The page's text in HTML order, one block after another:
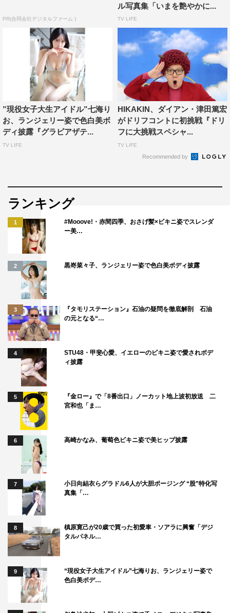
PR(合同会社デジタルファーム )
ル写真集「いまを艶やかに...
TV LIFE
”現役女子大生アイドル”七海り
お、ランジェリー姿で色白美ボ
ディ披露『グラビアザテ...
TV LIFE
HIKAKIN、ダイアン・津田篤宏
がドリフコントに初挑戦『ドリ
フに大挑戦スペシャ...
TV LIFE
Recommended by
ランキング
1
#Mooove!・赤間四季、おさげ髪×ビキニ姿でスレンダ
ー美…
2 黒嵜菜々子、ランジェリー姿で色白美ボディ披露
3
『タモリステーション』石油の疑問を徹底解剖 石油
の元となる“…
4
STU48・甲斐心愛、イエローのビキニ姿で愛されボデ
ィ披露
5
『金ロー』で「8番出口」ノーカット地上波初放送 二
宮和也「ま…
6 高崎かなみ、葡萄色ビキニ姿で美ヒップ披露
7
小日向結衣らグラドル6人が大胆ポージング “股”特化写
真集「…
8
槙原寛己が20歳で買った初愛車・ソアラに興奮「デジ
タルパネル…
9
“現役女子大生アイドル”七海りお、ランジェリー姿で
色白美ボデ…